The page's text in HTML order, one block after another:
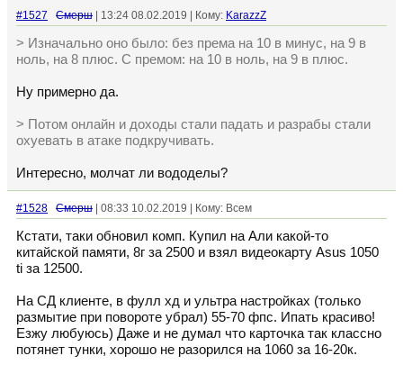
#1527 Смерш | 13:24 08.02.2019 | Кому: KarazzZ
> Изначально оно было: без према на 10 в минус, на 9 в
ноль, на 8 плюс. С премом: на 10 в ноль, на 9 в плюс.
Ну примерно да.
> Потом онлайн и доходы стали падать и разрабы стали
охуевать в атаке подкручивать.
Интересно, молчат ли вододелы?
#1528 Смерш | 08:33 10.02.2019 | Кому: Всем
Кстати, таки обновил комп. Купил на Али какой-то
китайской памяти, 8г за 2500 и взял видеокарту Asus 1050
ti за 12500.
На СД клиенте, в фулл хд и ультра настройках (только
размытие при повороте убрал) 55-70 фпс. Ипать красиво!
Езжу любуюсь) Даже и не думал что карточка так классно
потянет тунки, хорошо не разорился на 1060 за 16-20к.